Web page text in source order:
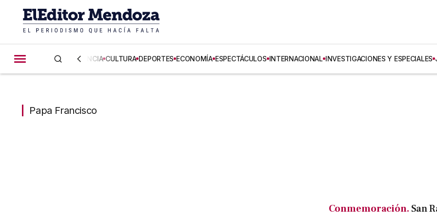
CIENCIA CULTURA DEPORTES ECONOMÍA ESPECTÁCULOS INTERNACIONAL INVESTIGACIONES Y ESPECIALES
Papa Francisco
Conmemoración. San